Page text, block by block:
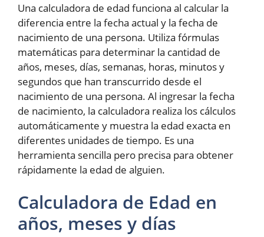
Una calculadora de edad funciona al calcular la
diferencia entre la fecha actual y la fecha de
nacimiento de una persona. Utiliza fórmulas
matemáticas para determinar la cantidad de
años, meses, días, semanas, horas, minutos y
segundos que han transcurrido desde el
nacimiento de una persona. Al ingresar la fecha
de nacimiento, la calculadora realiza los cálculos
automáticamente y muestra la edad exacta en
diferentes unidades de tiempo. Es una
herramienta sencilla pero precisa para obtener
rápidamente la edad de alguien.
Calculadora de Edad en
años, meses y días